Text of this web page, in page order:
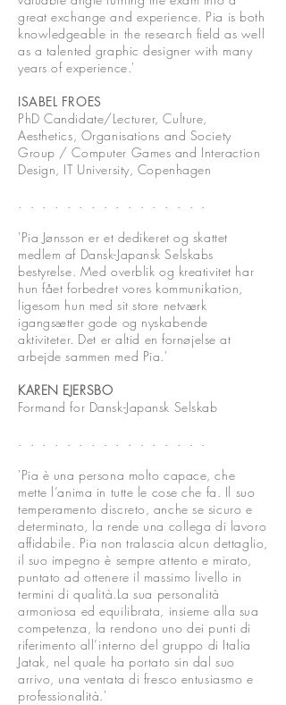
great exchange and experience. Pia is both
knowledgeable in the research field as well
as a talented graphic designer with many
years of experience.'
ISABEL FROES
PhD Candidate/Lecturer, Culture,
Aesthetics, Organisations and Society
Group / Computer Games and Interaction
Design, IT University, Copenhagen
. . . . . . . . . . . . . . . .
'Pia Jønsson er et dedikeret og skattet
medlem af Dansk-Japansk Selskabs
bestyrelse. Med overblik og kreativitet har
hun fået forbedret vores kommunikation,
ligesom hun med sit store netværk
igangsætter gode og nyskabende
aktiviteter. Det er altid en fornøjelse at
arbejde sammen med Pia.'
KAREN EJERSBO
Formand for Dansk-Japansk Selskab
. . . . . . . . . . . . . . . .
'Pia è una persona molto capace, che
mette l’anima in tutte le cose che fa. Il suo
temperamento discreto, anche se sicuro e
determinato, la rende una collega di lavoro
affidabile. Pia non tralascia alcun dettaglio,
il suo impegno è sempre attento e mirato,
puntato ad ottenere il massimo livello in
termini di qualità.La sua personalità
armoniosa ed equilibrata, insieme alla sua
competenza, la rendono uno dei punti di
riferimento all’interno del gruppo di Italia
Jatak, nel quale ha portato sin dal suo
arrivo, una ventata di fresco entusiasmo e
professionalità.'